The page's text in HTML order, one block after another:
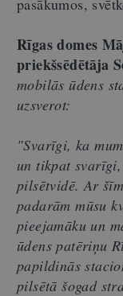
pasākumos,
Rīgas domes
priekšsēdētāja
mobilās ūdens
uzsverot:
"Svarīgi, ka
un tikpat
pilsētvidē. Ar
padarām mūsu
pieejamāku un
ūdens patēriņu
papildinās
pilsētā šogad